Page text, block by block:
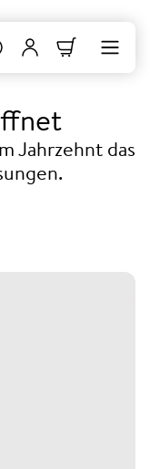
Jahrzehnt das